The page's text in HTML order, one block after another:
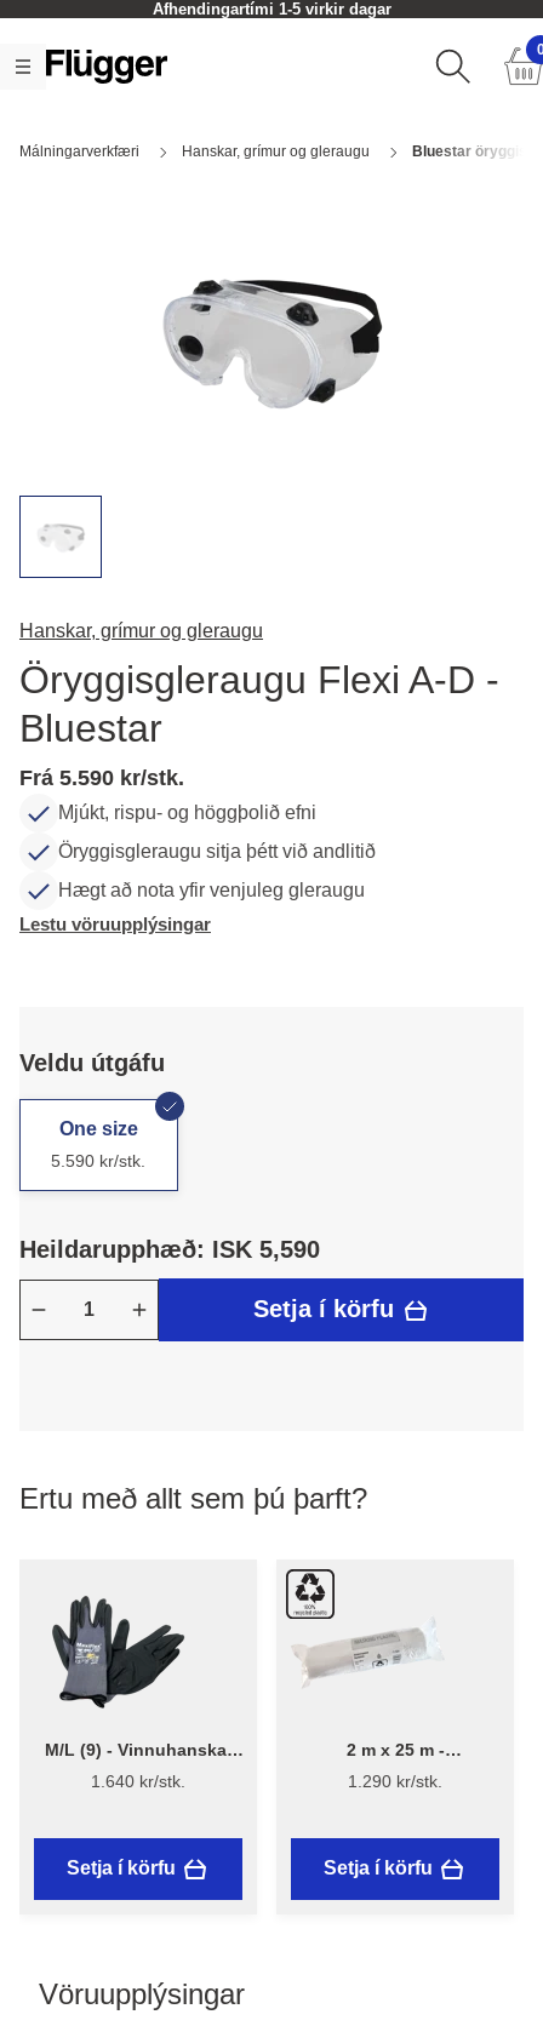
Afhendingartími 1-5 virkir dagar
Málningarverkfæri Hanskar, grímur og gleraugu Bluestar
Hanskar, grímur og gleraugu
Öryggisgleraugu Flexi A-D -
Bluestar
Frá 5.590 kr/stk.
Mjúkt, rispu- og höggþolið efni
Öryggisgleraugu sitja þétt við andlitið
Hægt að nota yfir venjuleg gleraugu
Lestu vöruupplýsingar
Veldu útgáfu
One size
5.590 kr/stk.
Heildarupphæð: ISK 5,590
Setja í körfu
Ertu með allt sem þú þarft?
M/L (9) - Vinnuhanskar
MaxiFlex 42-874
1.640 kr/stk.
Setja í körfu
2 m x 25 m -
Yfirbreiðsluplast 13 µ -
Endurunnið plast
1.290 kr/stk.
Setja í körfu
Vöruupplýsingar